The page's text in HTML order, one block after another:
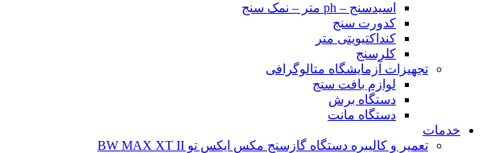
اسیدسنج – ph متر – نمک سنج
کدورت سنج
کنداکتیویتی متر
کلرسنج
تجهیزات آزمایشگاه متالوگرافی
لوازم بافت سنج
دستگاه برش
دستگاه مانت
خدمات
تعمیر و کالیبره دستگاه گازسنج مکس ایکس تو BW MAX XT II